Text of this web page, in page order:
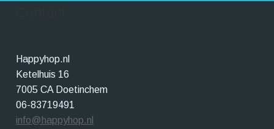
Happyhop.nl
Ketelhuis 16
7005 CA Doetinchem
06-83719491
info@happyhop.nl